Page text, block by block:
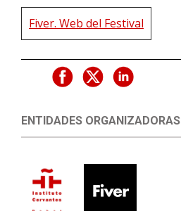
Fiver. Web del Festival
ENTIDADES ORGANIZADORAS